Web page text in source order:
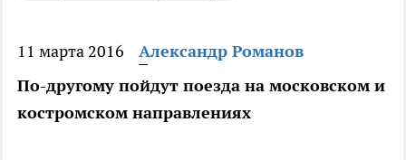
11 марта 2016
Александр Романов
По-другому пойдут поезда на московском и
костромском направлениях